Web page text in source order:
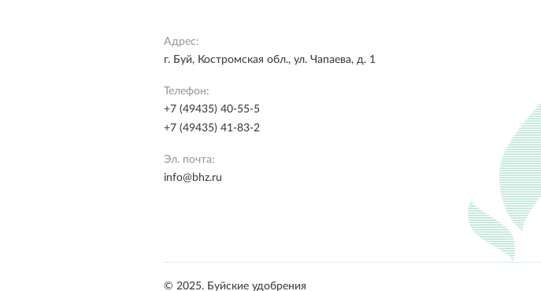
Адрес:
г. Буй, Костромская обл., ул. Чапаева, д. 1
Телефон:
+7 (49435) 40-55-5
+7 (49435) 41-83-2
Эл. почта:
info@bhz.ru
© 2025. Буйские удобрения